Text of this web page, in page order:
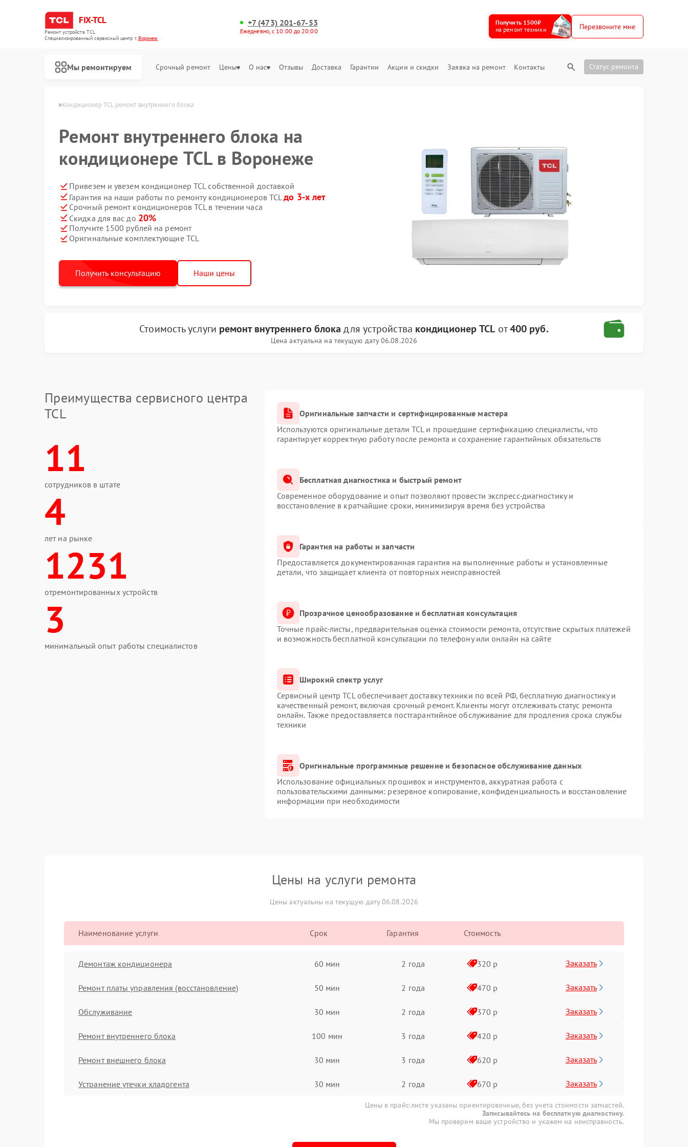
FIX-TCL
Ремонт устройств TCL
Специализированный cервисный центр г.Воронеж
+7 (473) 201-67-53
Ежедневно, с 10:00 до 20:00
Получить 1500₽
на ремонт техники
Перезвоните мне
Мы ремонтируем Срочный ремонт Цены О нас Отзывы Доставка Гарантии Акции и скидки Заявка на ремонт Контакты Статус ремонта
TCL в Воронеже Кондиционер TCL ремонт внутреннего блока
Ремонт внутреннего блока на
кондиционере TCL в Воронеже
Привезем и увезем кондиционер TCL собственной доставкой
Гарантия на наши работы по ремонту кондиционеров TCLдо 3-х лет
Срочный ремонт кондиционеров TCL в течении часа
Скидка для вас до 20%
Получите 1500 рублей на ремонт
Оригинальные комплектующие TCL
Получить консультацию Наши цены
Стоимость услуги ремонт внутреннего блока для устройства кондиционер TCL от400 руб.
Цена актуальна на текущую дату 06.08.2026
Преимущества сервисного центра
TCL
11
сотрудников в штате
4
лет на рынке
1231
отремонтированных устройств
3
минимальный опыт работы специалистов
Оригинальные запчасти и сертифицированные мастера
Используются оригинальные детали TCL и прошедшие сертификацию специалисты, что
гарантирует корректную работу после ремонта и сохранение гарантийных обязательств
Бесплатная диагностика и быстрый ремонт
Современное оборудование и опыт позволяют провести экспресс-диагностику и
восстановление в кратчайшие сроки, минимизируя время без устройства
Гарантия на работы и запчасти
Предоставляется документированная гарантия на выполненные работы и установленные
детали, что защищает клиента от повторных неисправностей
Прозрачное ценообразование и бесплатная консультация
Точные прайс-листы, предварительная оценка стоимости ремонта, отсутствие скрытых платежей
и возможность бесплатной консультации по телефону или онлайн на сайте
Широкий спектр услуг
Сервисный центр TCL обеспечивает доставку техники по всей РФ, бесплатную диагностику и
качественный ремонт, включая срочный ремонт. Клиенты могут отслеживать статус ремонта
онлайн. Также предоставляется постгарантийное обслуживание для продления срока службы
техники
Оригинальные программные решение и безопасное обслуживание данных
Использование официальных прошивок и инструментов, аккуратная работа с
пользовательскими данными: резервное копирование, конфиденциальность и восстановление
информации при необходимости
Цены на услуги ремонта
Цены актуальны на текущую дату 06.08.2026
Наименование услуги Срок Гарантия Стоимость
Демонтаж кондиционера 60 мин 2 года 320 р Заказать
Ремонт платы управления (восстановление) 50 мин 2 года 470 р Заказать
Обслуживание 30 мин 2 года 370 р Заказать
Ремонт внутреннего блока 100 мин 3 года 420 р Заказать
Ремонт внешнего блока 30 мин 3 года 620 р Заказать
Устранение утечки хладогента 30 мин 2 года 670 р Заказать
Цены в прайс-листе указаны ориентировочные, без учета стоимости запчастей.
Записывайтесь на бесплатную диагностику.
Мы проверим ваше устройство и укажем на неисправность.